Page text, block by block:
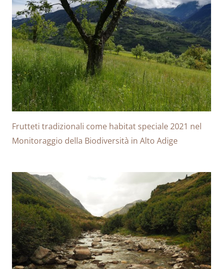
Frutteti tradizionali come habitat speciale 2021 nel
Monitoraggio della Biodiversità in Alto Adige